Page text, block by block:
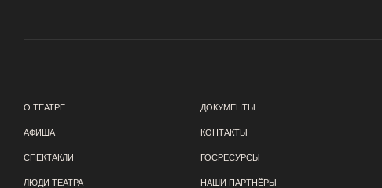
О ТЕАТРЕ
АФИША
СПЕКТАКЛИ
ЛЮДИ ТЕАТРА
ДОКУМЕНТЫ
КОНТАКТЫ
ГОСРЕСУРСЫ
НАШИ ПАРТНЁРЫ